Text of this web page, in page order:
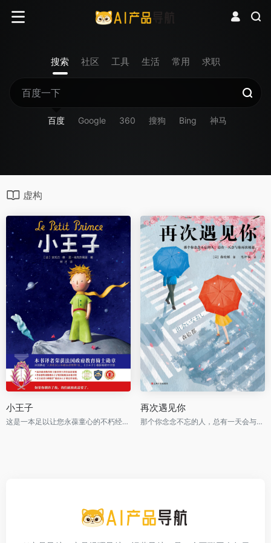
搜索 社区 工具 生活 常用 求职
百度 Google 360 搜狗 Bing 神马
虚构
小王子
这是一本足以让您永葆童心的不朽经典，被全球亿万读者誉为人生必读书。
再次遇见你
那个你念念不忘的人，总有一天会与你再次相遇。